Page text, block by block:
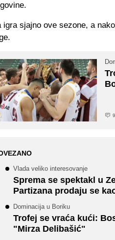
igra sjajno ove sezone, a
9
Vlada veliko interesovanje
Sprema se spektakl u
Partizana prodaju se
Dominacija u Boriku
Trofej se vraća kući:
"Mirza Delibašić"